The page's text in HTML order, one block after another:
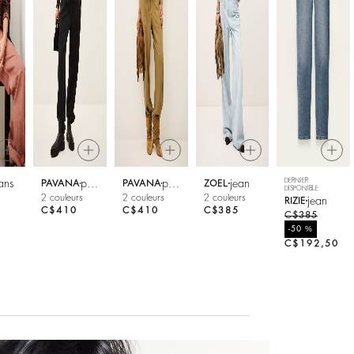
PAVANA
2 couleurs
C$410
PAVANA pantalon
2 couleurs
C$410
ZOEL jean
2 couleurs
C$385
DERNIER
DISPONIBLE
RIZIE jean
C$385
-50 %
C$192,50